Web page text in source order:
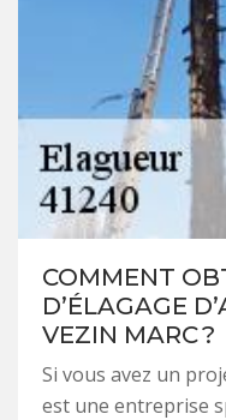
COMMENT
D’ÉLAGAGE
VEZIN MARC ?
Si vous avez un
est une entreprise